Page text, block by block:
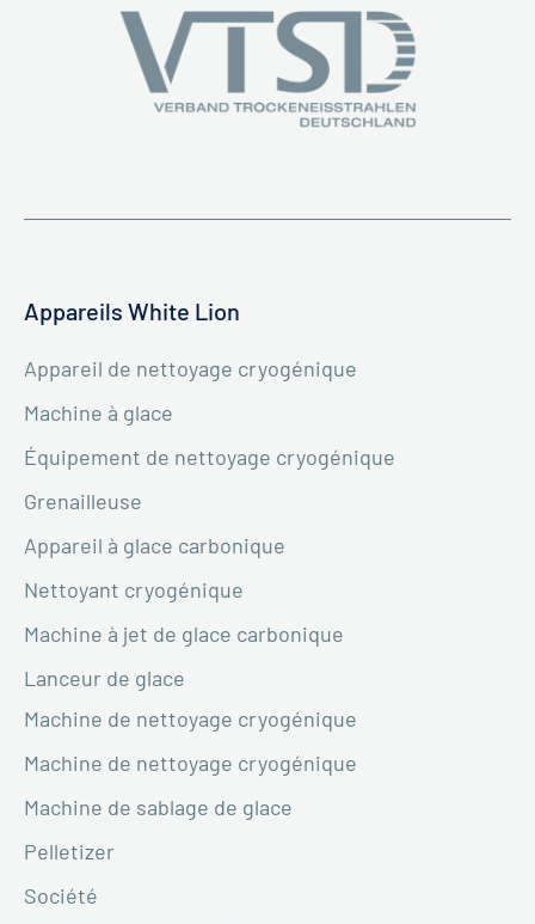
Appareils White Lion
Appareil de nettoyage cryogénique
Machine à glace
Équipement de nettoyage cryogénique
Grenailleuse
Appareil à glace carbonique
Nettoyant cryogénique
Machine à jet de glace carbonique
Lanceur de glace
Machine de nettoyage cryogénique
Machine de nettoyage cryogénique
Machine de sablage de glace
Pelletizer
Société